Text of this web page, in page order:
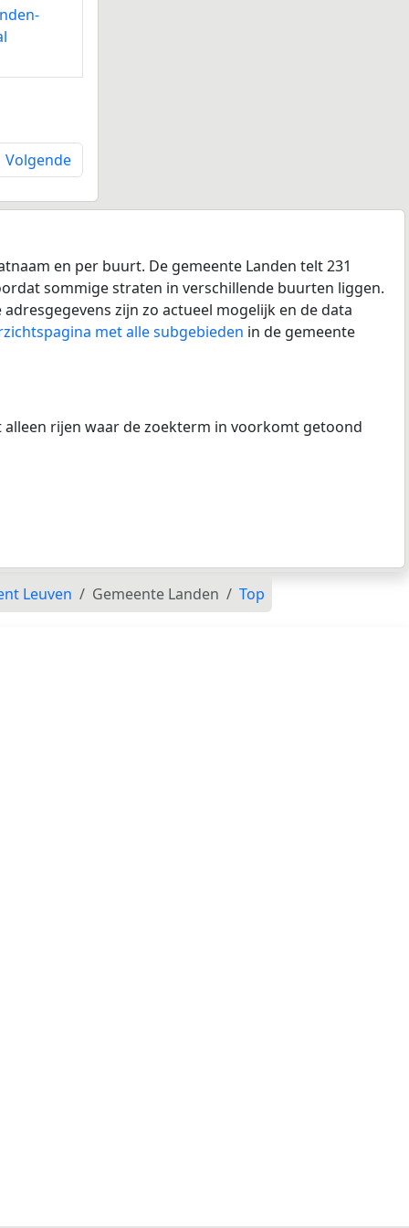
Volgende
en per buurt. De gemeente Landen telt 231
sommige straten in verschillende buurten liggen.
zijn zo actueel mogelijk en de data
met alle subgebieden in de gemeente
rijen waar de zoekterm in voorkomt getoond
Leuven Gemeente Landen Top